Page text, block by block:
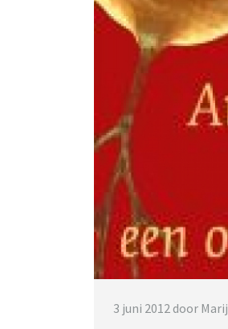
3 juni 2012 door